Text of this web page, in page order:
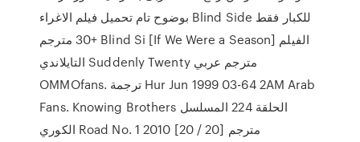
بوضوح تام تحميل فيلم الاغراء Blind Side للكبار فقط
+30 مترجم Blind Si [If We Were a Season] الفيلم
التايلاندي Suddenly Twenty مترجم عربي
OMMOfans. ترجمة Hur Jun 1999 03-64 2AM Arab
Fans. Knowing Brothers الحلقة 224 المسلسل
الكوري Road No. 1 2010 مترجم [20 / 20]